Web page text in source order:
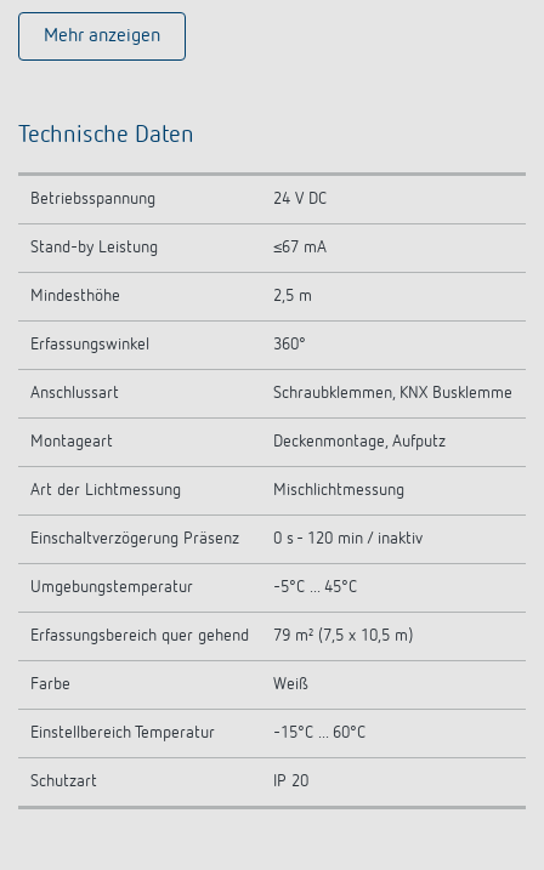
Mehr anzeigen
Technische Daten
Betriebsspannung 24 V DC
Stand-by Leistung ≤67 mA
Mindesthöhe 2,5 m
Erfassungswinkel 360°
Anschlussart Schraubklemmen, KNX Busklemme
Montageart Deckenmontage, Aufputz
Art der Lichtmessung Mischlichtmessung
Einschaltverzögerung Präsenz 0 s - 120 min / inaktiv
Umgebungstemperatur -5°C ... 45°C
Erfassungsbereich quer gehend 79 m² (7,5 x 10,5 m)
Farbe Weiß
Einstellbereich Temperatur -15°C ... 60°C
Schutzart IP 20